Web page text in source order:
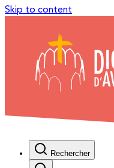
Skip to content
Rechercher